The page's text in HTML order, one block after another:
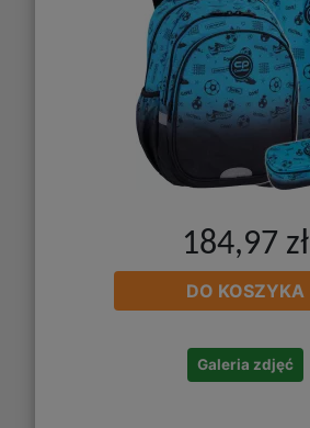
184,97 zł
DO KOSZYKA
Galeria zdjęć